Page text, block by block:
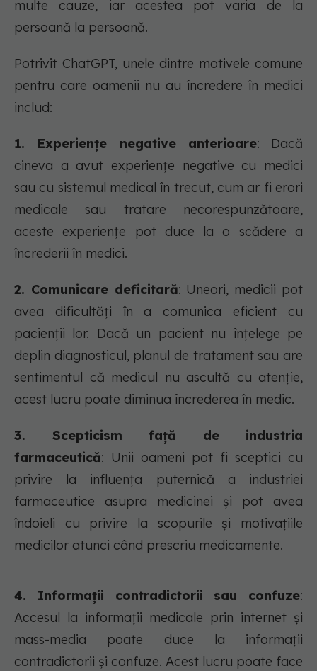
multe cauze, iar acestea pot varia de la
persoană la persoană.
Potrivit ChatGPT, unele dintre motivele comune
pentru care oamenii nu au încredere în medici
includ:
1. Experiențe negative anterioare: Dacă
cineva a avut experiențe negative cu medici
sau cu sistemul medical în trecut, cum ar fi erori
medicale sau tratare necorespunzătoare,
aceste experiențe pot duce la o scădere a
încrederii în medici.
2. Comunicare deficitară: Uneori, medicii pot
avea dificultăți în a comunica eficient cu
pacienții lor. Dacă un pacient nu înțelege pe
deplin diagnosticul, planul de tratament sau are
sentimentul că medicul nu ascultă cu atenție,
acest lucru poate diminua încrederea în medic.
3. Scepticism față de industria
farmaceutică: Unii oameni pot fi sceptici cu
privire la influența puternică a industriei
farmaceutice asupra medicinei și pot avea
îndoieli cu privire la scopurile și motivațiile
medicilor atunci când prescriu medicamente.
4. Informații contradictorii sau confuze:
Accesul la informații medicale prin internet și
mass-media poate duce la informații
contradictorii și confuze. Acest lucru poate face